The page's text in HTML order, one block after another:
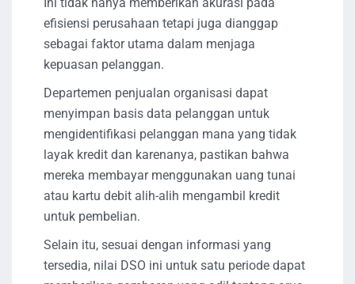
Ini tidak hanya memberikan akurasi pada
efisiensi perusahaan tetapi juga dianggap
sebagai faktor utama dalam menjaga
kepuasan pelanggan.
Departemen penjualan organisasi dapat
menyimpan basis data pelanggan untuk
mengidentifikasi pelanggan mana yang tidak
layak kredit dan karenanya, pastikan bahwa
mereka membayar menggunakan uang tunai
atau kartu debit alih-alih mengambil kredit
untuk pembelian.
Selain itu, sesuai dengan informasi yang
tersedia, nilai DSO ini untuk satu periode dapat